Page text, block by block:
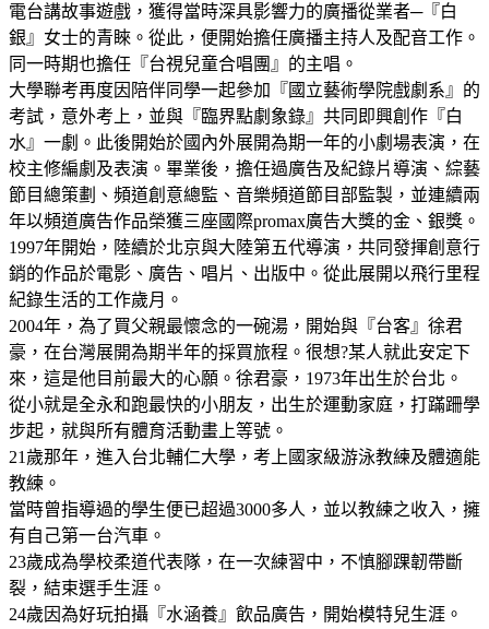
電台講故事遊戲，獲得當時深具影響力的廣播從業者─『白
銀』女士的青睞。從此，便開始擔任廣播主持人及配音工作。
同一時期也擔任『台視兒童合唱團』的主唱。
大學聯考再度因陪伴同學一起參加『國立藝術學院戲劇系』的
考試，意外考上，並與『臨界點劇象錄』共同即興創作『白
水』一劇。此後開始於國內外展開為期一年的小劇場表演，在
校主修編劇及表演。畢業後，擔任過廣告及紀錄片導演、綜藝
節目總策劃、頻道創意總監、音樂頻道節目部監製，並連續兩
年以頻道廣告作品榮獲三座國際promax廣告大獎的金、銀獎。
1997年開始，陸續於北京與大陸第五代導演，共同發揮創意行
銷的作品於電影、廣告、唱片、出版中。從此展開以飛行里程
紀錄生活的工作歲月。
2004年，為了買父親最懷念的一碗湯，開始與『台客』徐君
豪，在台灣展開為期半年的採買旅程。很想?某人就此安定下
來，這是他目前最大的心願。徐君豪，1973年出生於台北。
從小就是全永和跑最快的小朋友，出生於運動家庭，打蹣跚學
步起，就與所有體育活動畫上等號。
21歲那年，進入台北輔仁大學，考上國家級游泳教練及體適能
教練。
當時曾指導過的學生便已超過3000多人，並以教練之收入，擁
有自己第一台汽車。
23歲成為學校柔道代表隊，在一次練習中，不慎腳踝韌帶斷
裂，結束選手生涯。
24歲因為好玩拍攝『水涵養』飲品廣告，開始模特兒生涯。